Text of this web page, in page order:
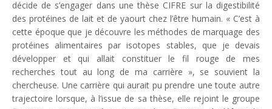
décide de s’engager dans une thèse CIFRE sur la digestibilité
des protéines de lait et de yaourt chez l’être humain. « C’est à
cette époque que je découvre les méthodes de marquage des
protéines alimentaires par isotopes stables, que je devais
développer et qui allait constituer le fil rouge de mes
recherches tout au long de ma carrière », se souvient la
chercheuse. Une carrière qui aurait pu prendre une toute autre
trajectoire lorsque, à l’issue de sa thèse, elle rejoint le groupe